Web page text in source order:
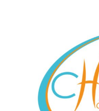
patiënten
met
een
hoog
genetisch
risico